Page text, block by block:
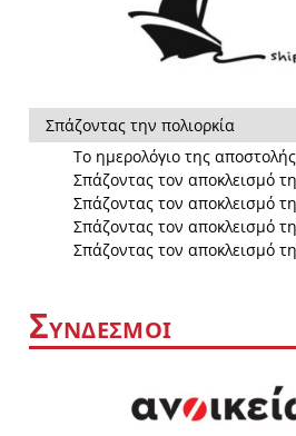
Σπάζοντας την πολιορκία
Το ημερολόγιο της αποστολής
Σπάζοντας τον αποκλεισμό
Σπάζοντας τον αποκλεισμό
Σπάζοντας τον αποκλεισμό
Σπάζοντας τον αποκλεισμό
ΣΥΝΔΕΣΜΟΙ